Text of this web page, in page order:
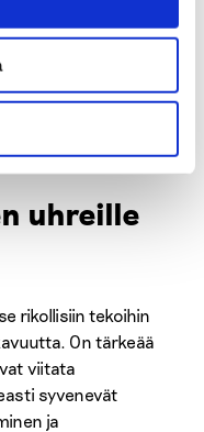
rahaa olemattomiin
butchering
myös
kuten
kautta.
uhreille
rikollisiin tekoihin
On tärkeää
viitata
syvenevät
ja